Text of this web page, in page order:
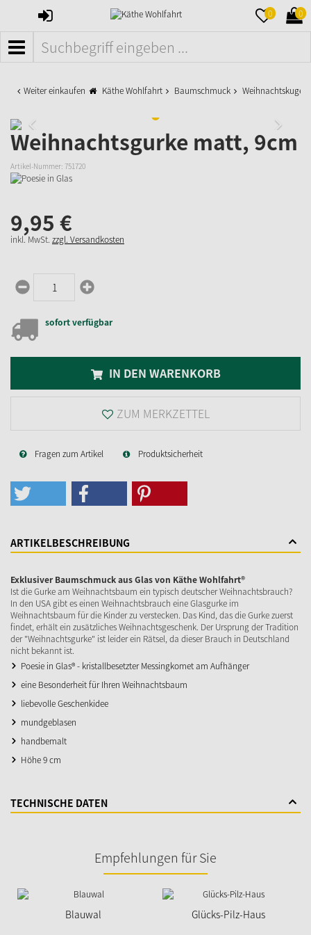
ANMELDEN 0 0
MENÜ
Weiter einkaufen Käthe Wohlfahrt Baumschmuck
Weihnachtsgurke matt, 9cm
Artikel-Nummer: 751720
9,95 €
inkl. MwSt. zzgl. Versandkosten
sofort verfügbar
IN DEN WARENKORB
ZUM MERKZETTEL
Fragen zum Artikel Produktsicherheit
ARTIKELBESCHREIBUNG
Exklusiver Baumschmuck aus Glas von Käthe Wohlfahrt®
Ist die Gurke am Weihnachtsbaum ein typisch deutscher Weihnachtsbrauch?
In den USA gibt es einen Weihnachtsbrauch eine Glasgurke im
Weihnachtsbaum für die Kinder zu verstecken. Das Kind, das die Gurke zuerst
findet, erhält ein zusätzliches Weihnachtsgeschenk. Der Ursprung der Tradition
der "Weihnachtsgurke" ist leider ein Rätsel, da dieser Brauch in Deutschland
nicht bekannt ist.
Poesie in Glas® - kristallbesetzter Messingkomet am Aufhänger
eine Besonderheit für Ihren Weihnachtsbaum
liebevolle Geschenkidee
mundgeblasen
handbemalt
Höhe 9 cm
TECHNISCHE DATEN
Empfehlungen für Sie
Blauwal Glücks-Pilz-Haus